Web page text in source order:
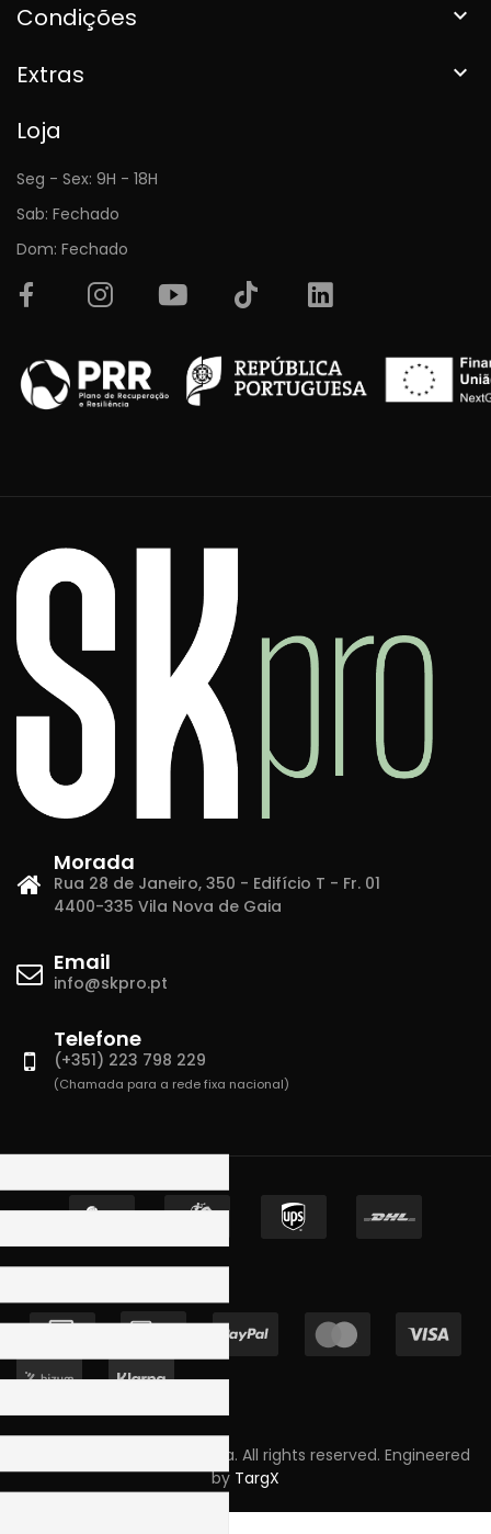
Condições 
Extras 
Loja
Seg - Sex: 9H - 18H
Sab: Fechado
Dom: Fechado
Morada
Rua 28 de Janeiro, 350 - Edifício T - Fr. 01
4400-335 Vila Nova de Gaia
Email
info@skpro.pt
Telefone
(+351) 223 798 229
(Chamada para a rede fixa nacional)
Copyright © 2023 Skpro, Lda. All rights reserved. Engineered
by TargX